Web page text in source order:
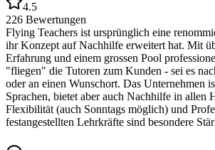
4.5
226 Bewertungen
Flying Teachers ist ursprünglich eine
ihr Konzept auf Nachhilfe erweitert hat. Mit
Erfahrung und einem grossen Pool
"fliegen" die Tutoren zum Kunden - sei es
oder an einen Wunschort. Das Unternehmen
Sprachen, bietet aber auch Nachhilfe in allen
Flexibilität (auch Sonntags möglich) und
festangestellten Lehrkräfte sind besondere